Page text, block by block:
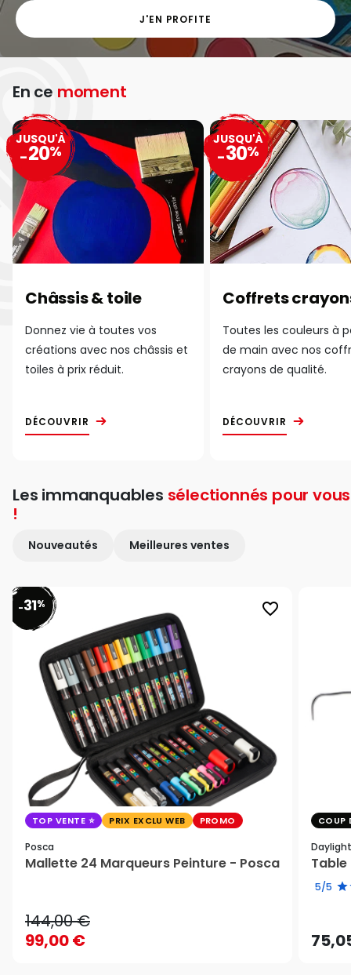
J'EN PROFITE
En ce moment
Châssis & toile
Donnez vie à toutes vos
créations avec nos châssis et
toiles à prix réduit.
DÉCOUVRIR
JUSQU'À
-20%
Coffrets
Toutes les couleurs à
de main avec nos
crayons de qualité.
DÉCOUVRIR
JUSQU'À
-30%
Les immanquables sélectionnés pour vous
!
Nouveautés Meilleures ventes
favorite_border
-31%
TOP VENTE PRIX EXCLU WEB PROMO
Posca
Mallette 24 Marqueurs Peinture - Posca
144,00 €
99,00 €
COUP
Daylight
Table
5/5